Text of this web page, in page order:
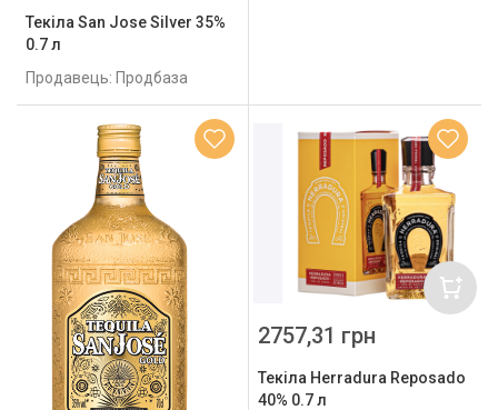
Текіла San Jose Silver 35%
0.7 л
Продавець: Продбаза
Текіла Herradura Reposado
40% 0.7 л
2757,31 грн